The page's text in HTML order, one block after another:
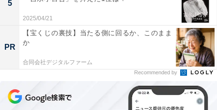
5
2025/04/21
PR
【宝くじの裏技】当たる側に回るか、このまま
か
合同会社デジタルファーム
Recommended by